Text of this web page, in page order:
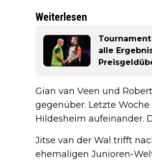
Weiterlesen
alle
Gian van Veen und
gegenüber. Letzte
Hildesheim aufeinander.
Jitse van der Wal trifft
ehemaligen Junioren-